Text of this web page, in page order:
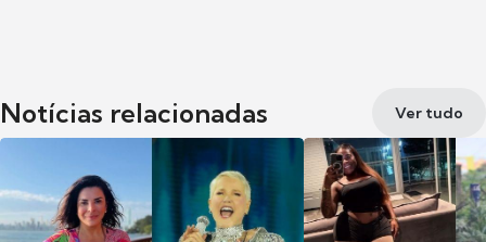
Notícias relacionadas Ver tudo